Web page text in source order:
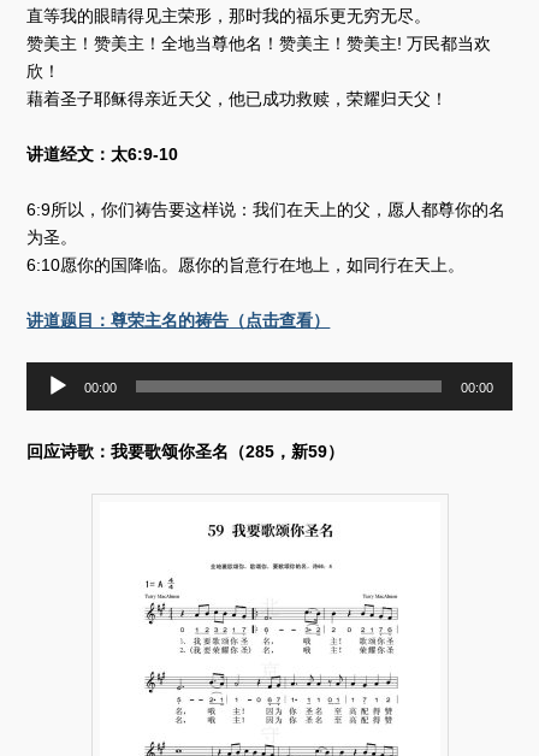
直等我的眼睛得见主荣形，那时我的福乐更无穷无尽。
赞美主！赞美主！全地当尊他名！赞美主！赞美主! 万民都当欢
欣！
藉着圣子耶稣得亲近天父，他已成功救赎，荣耀归天父！
讲道经文：太6:9-10
6:9所以，你们祷告要这样说：我们在天上的父，愿人都尊你的名
为圣。
6:10愿你的国降临。愿你的旨意行在地上，如同行在天上。
讲道题目：尊荣主名的祷告（点击查看）
放
00:00 00:00
回应诗歌：我要歌颂你圣名（285，新59）